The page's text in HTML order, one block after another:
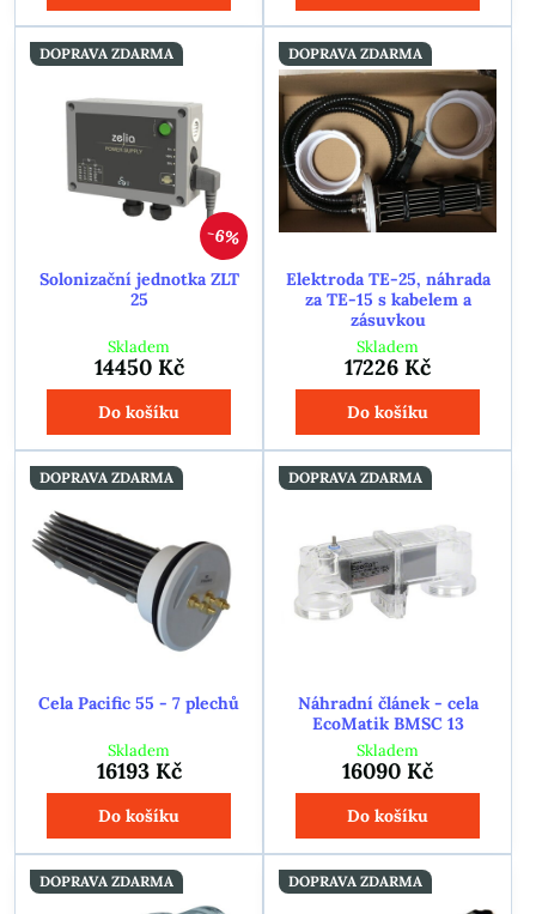
6%
DOPRAVA ZDARMA
Solonizační jednotka ZLT
25
Skladem
14450 Kč
Do košíku
DOPRAVA ZDARMA
Elektroda TE-25, náhrada
za TE-15 s kabelem a
zásuvkou
Skladem
17226 Kč
Do košíku
DOPRAVA ZDARMA
Cela Pacific 55 - 7 plechů
Skladem
16193 Kč
Do košíku
DOPRAVA ZDARMA
Náhradní článek - cela
EcoMatik BMSC 13
Skladem
16090 Kč
Do košíku
DOPRAVA ZDARMA DOPRAVA ZDARMA